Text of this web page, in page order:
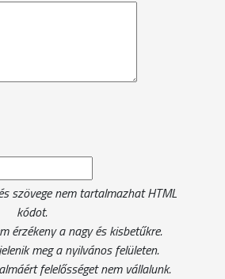
szövege nem tartalmazhat HTML
kódot.
érzékeny a nagy és kisbetűkre.
meg a nyilvános felületen.
felelősséget nem vállalunk.